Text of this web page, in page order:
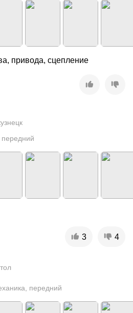
привода, сцепление
передний
3 4
передний